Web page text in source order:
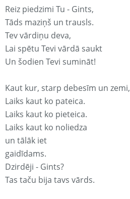
Reiz piedzimi Tu - Gints,
Tāds maziņš un trausls.
Tev vārdiņu deva,
Lai spētu Tevi vārdā saukt
Un šodien Tevi sumināt!
Kaut kur, starp debesīm un zemi,
Laiks kaut ko pateica.
Laiks kaut ko pieteica.
Laiks kaut ko noliedza
un tālāk iet
gaidīdams.
Dzirdēji - Gints?
Tas taču bija tavs vārds.